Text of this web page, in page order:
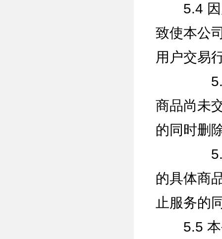
5.4 因用
致使本公
用户交易
5.4.1
商品尚未
的同时删
5.4.2
的具体商
止服务的
5.5 本公